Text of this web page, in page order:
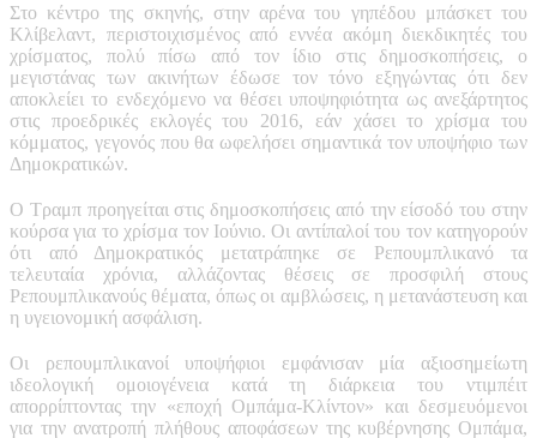
Στο κέντρο της σκηνής, στην αρένα του γηπέδου μπάσκετ του
Κλίβελαντ, περιστοιχισμένος από εννέα ακόμη διεκδικητές του
χρίσματος, πολύ πίσω από τον ίδιο στις δημοσκοπήσεις, ο
μεγιστάνας των ακινήτων έδωσε τον τόνο εξηγώντας ότι δεν
αποκλείει το ενδεχόμενο να θέσει υποψηφιότητα ως ανεξάρτητος
στις προεδρικές εκλογές του 2016, εάν χάσει το χρίσμα του
κόμματος, γεγονός που θα ωφελήσει σημαντικά τον υποψήφιο των
Δημοκρατικών.
Ο Τραμπ προηγείται στις δημοσκοπήσεις από την είσοδό του στην
κούρσα για το χρίσμα τον Ιούνιο. Οι αντίπαλοί του τον κατηγορούν
ότι από Δημοκρατικός μετατράπηκε σε Ρεπουμπλικανό τα
τελευταία χρόνια, αλλάζοντας θέσεις σε προσφιλή στους
Ρεπουμπλικανούς θέματα, όπως οι αμβλώσεις, η μετανάστευση και
η υγειονομική ασφάλιση.
Οι ρεπουμπλικανοί υποψήφιοι εμφάνισαν μία αξιοσημείωτη
ιδεολογική ομοιογένεια κατά τη διάρκεια του ντιμπέιτ
απορρίπτοντας την «εποχή Ομπάμα-Κλίντον» και δεσμευόμενοι
για την ανατροπή πλήθους αποφάσεων της κυβέρνησης Ομπάμα,